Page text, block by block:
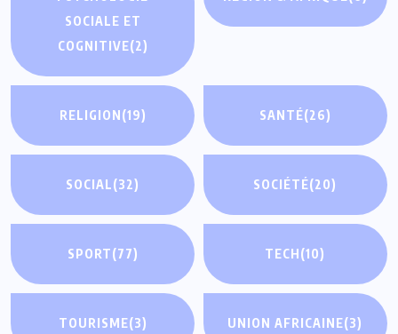
SOCIALE ET
COGNITIVE(2)
RELIGION(19) SANTÉ(26)
SOCIAL(32) SOCIÉTÉ(20)
SPORT(77) TECH(10)
TOURISME(3) UNION AFRICAINE(3)